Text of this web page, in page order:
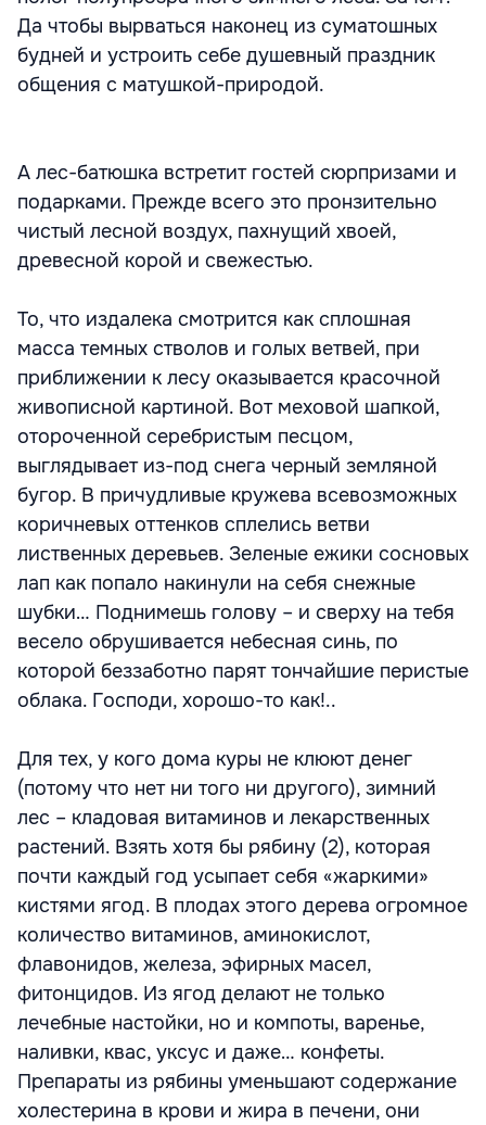
Да чтобы вырваться наконец из суматошных
будней и устроить себе душевный праздник
общения с матушкой-природой.
А лес-батюшка встретит гостей сюрпризами и
подарками. Прежде всего это пронзительно
чистый лесной воздух, пахнущий хвоей,
древесной корой и свежестью.
То, что издалека смотрится как сплошная
масса темных стволов и голых ветвей, при
приближении к лесу оказывается красочной
живописной картиной. Вот меховой шапкой,
отороченной серебристым песцом,
выглядывает из-под снега черный земляной
бугор. В причудливые кружева всевозможных
коричневых оттенков сплелись ветви
лиственных деревьев. Зеленые ежики сосновых
лап как попало накинули на себя снежные
шубки… Поднимешь голову – и сверху на тебя
весело обрушивается небесная синь, по
которой беззаботно парят тончайшие перистые
облака. Господи, хорошо-то как!..
Для тех, у кого дома куры не клюют денег
(потому что нет ни того ни другого), зимний
лес – кладовая витаминов и лекарственных
растений. Взять хотя бы рябину (2), которая
почти каждый год усыпает себя «жаркими»
кистями ягод. В плодах этого дерева огромное
количество витаминов, аминокислот,
флавонидов, железа, эфирных масел,
фитонцидов. Из ягод делают не только
лечебные настойки, но и компоты, варенье,
наливки, квас, уксус и даже… конфеты.
Препараты из рябины уменьшают содержание
холестерина в крови и жира в печени, они